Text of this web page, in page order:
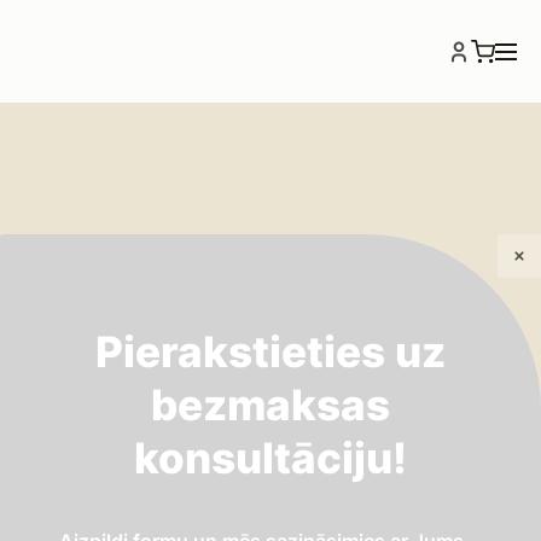
Atpakaļ
Pierakstieties uz
bezmaksas
konsultāciju!